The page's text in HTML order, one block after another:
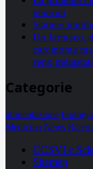
neuroni
Statine:
Un farmaco,
carcinoma
seno
Categorie
alimentazione biologia
Medicina News
CCSVI e
Sitemap